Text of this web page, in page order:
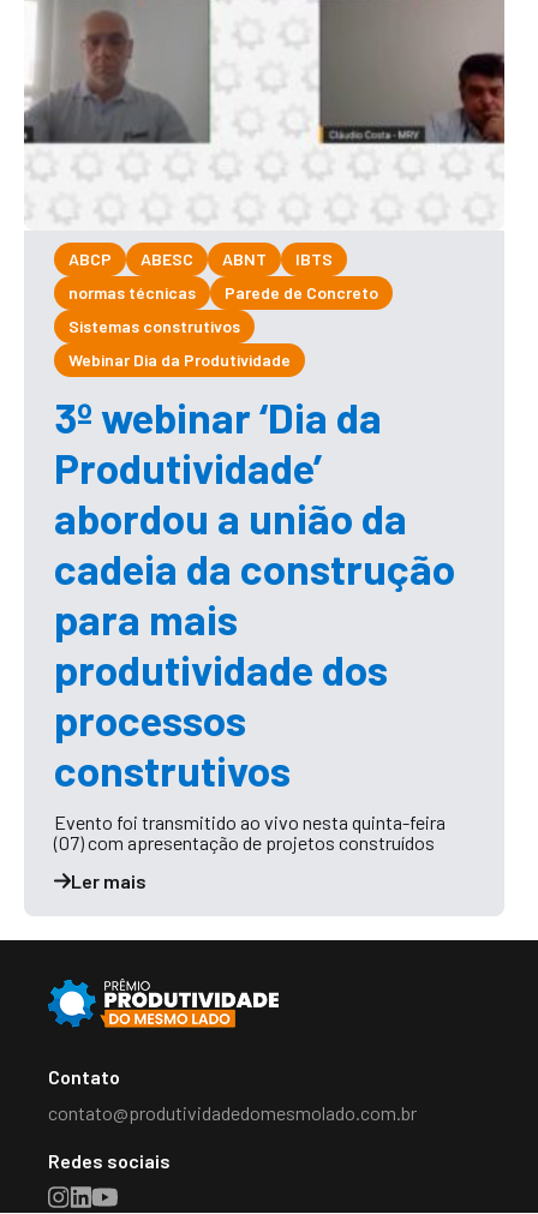
ABCP ABESC ABNT
IBTS
normas técnicas
Parede de Concreto
Sistemas construtivos
Webinar Dia da Produtividade
3º webinar ‘Dia da
Produtividade’
abordou a união da
cadeia da construção
para mais
produtividade dos
processos
construtivos
Evento foi transmitido ao vivo nesta quinta-feira
(07) com apresentação de projetos construídos
Ler mais
Contato
contato@produtividadedomesmolado.com.br
Redes sociais